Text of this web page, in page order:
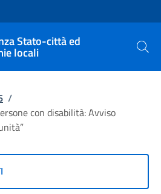
Stato-città ed
locali Cerca
/
con disabilità: Avviso